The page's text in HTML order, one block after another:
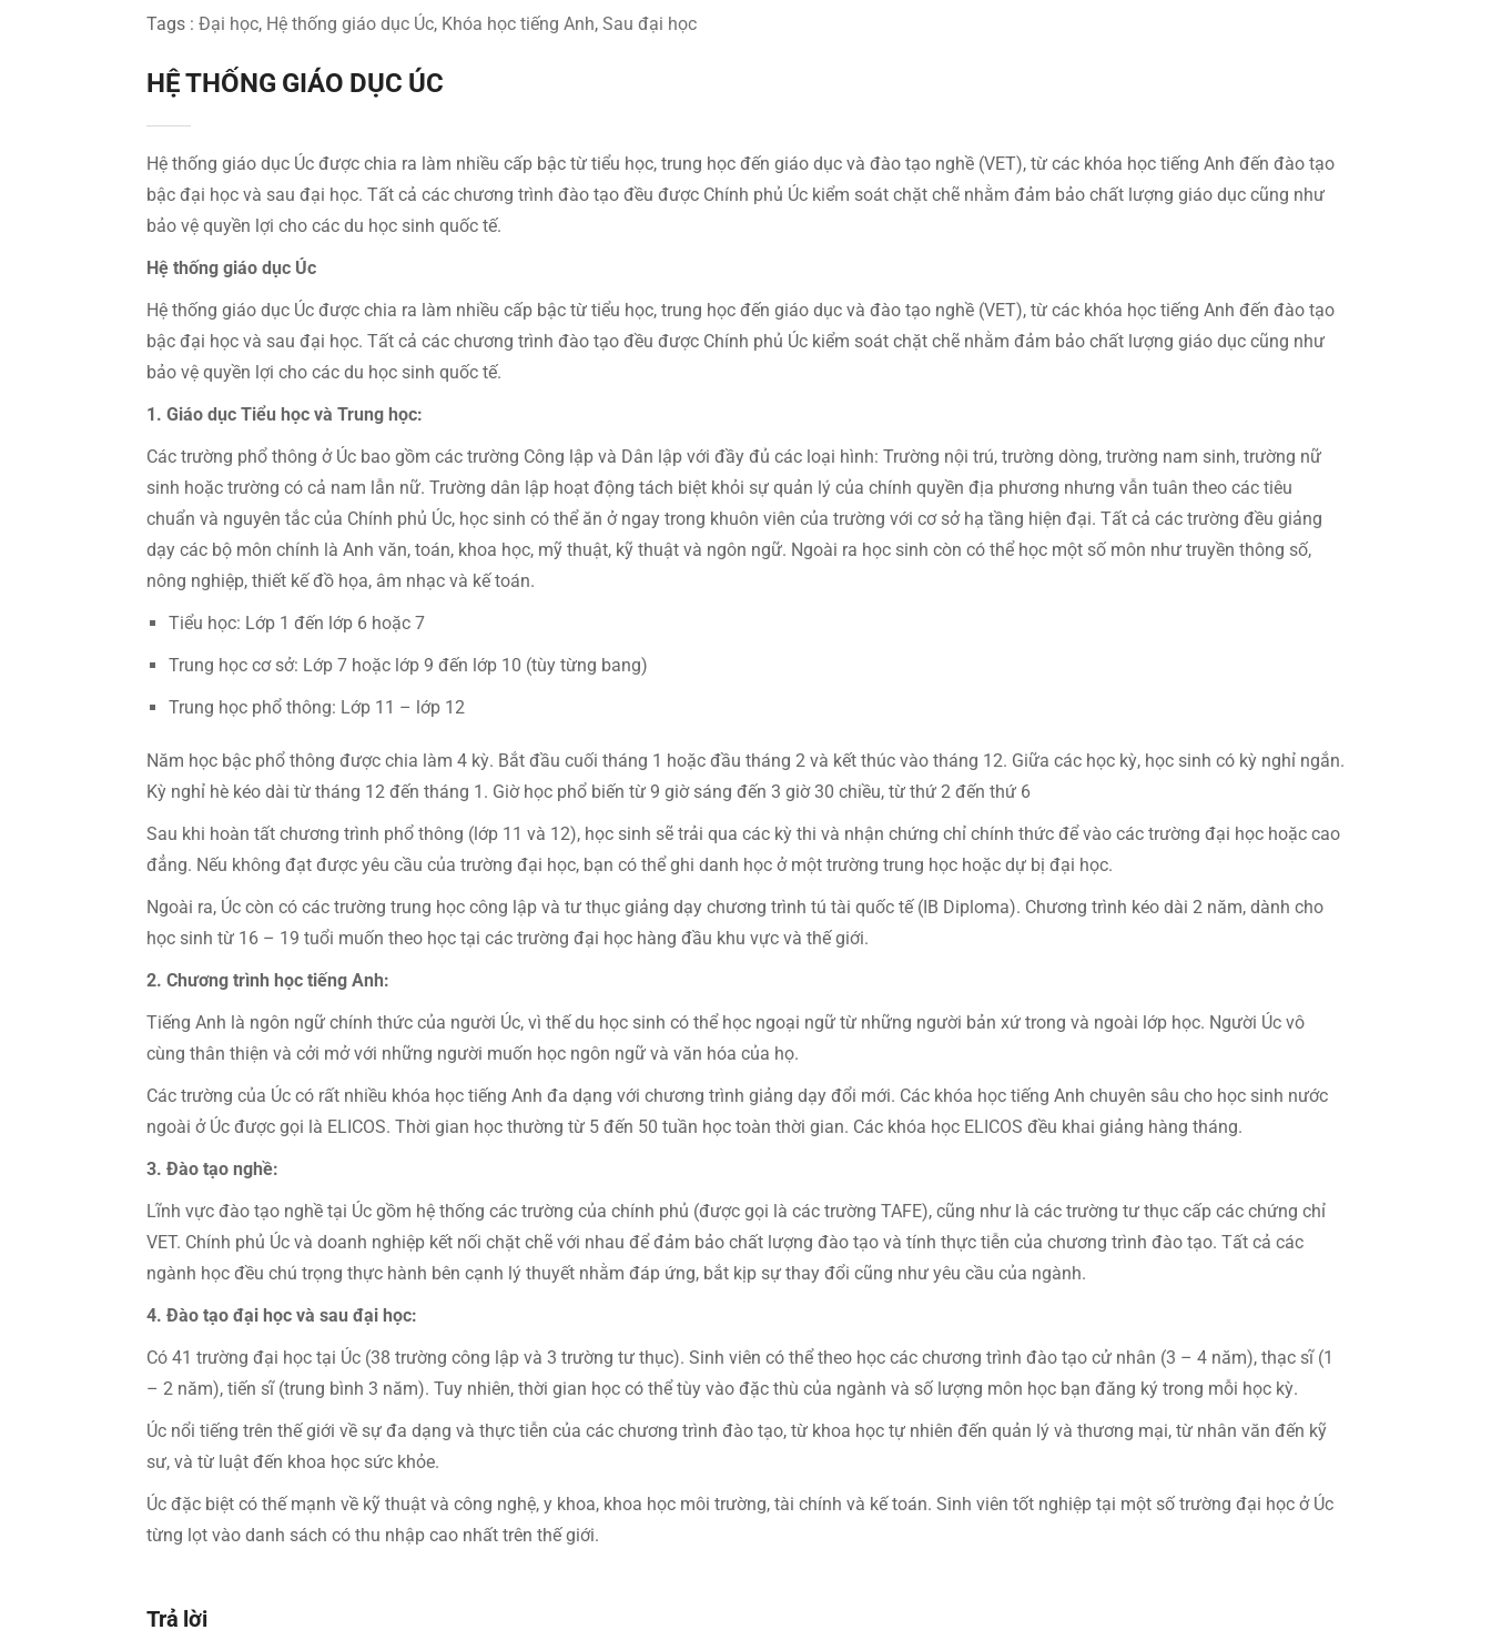
Tags : Đại học, Hệ thống giáo dục Úc, Khóa học tiếng Anh, Sau đại học
HỆ THỐNG GIÁO DỤC ÚC
Hệ thống giáo dục Úc được chia ra làm nhiều cấp bậc từ tiểu học, trung học đến giáo dục và đào tạo nghề (VET), từ các khóa học tiếng Anh đến đào tạo
bậc đại học và sau đại học. Tất cả các chương trình đào tạo đều được Chính phủ Úc kiểm soát chặt chẽ nhằm đảm bảo chất lượng giáo dục cũng như
bảo vệ quyền lợi cho các du học sinh quốc tế.
Hệ thống giáo dục Úc
Hệ thống giáo dục Úc được chia ra làm nhiều cấp bậc từ tiểu học, trung học đến giáo dục và đào tạo nghề (VET), từ các khóa học tiếng Anh đến đào tạo
bậc đại học và sau đại học. Tất cả các chương trình đào tạo đều được Chính phủ Úc kiểm soát chặt chẽ nhằm đảm bảo chất lượng giáo dục cũng như
bảo vệ quyền lợi cho các du học sinh quốc tế.
1. Giáo dục Tiểu học và Trung học:
Các trường phổ thông ở Úc bao gồm các trường Công lập và Dân lập với đầy đủ các loại hình: Trường nội trú, trường dòng, trường nam sinh, trường nữ
sinh hoặc trường có cả nam lẫn nữ. Trường dân lập hoạt động tách biệt khỏi sự quản lý của chính quyền địa phương nhưng vẫn tuân theo các tiêu
chuẩn và nguyên tắc của Chính phủ Úc, học sinh có thể ăn ở ngay trong khuôn viên của trường với cơ sở hạ tầng hiện đại. Tất cả các trường đều giảng
dạy các bộ môn chính là Anh văn, toán, khoa học, mỹ thuật, kỹ thuật và ngôn ngữ. Ngoài ra học sinh còn có thể học một số môn như truyền thông số,
nông nghiệp, thiết kế đồ họa, âm nhạc và kế toán.
Tiểu học: Lớp 1 đến lớp 6 hoặc 7
Trung học cơ sở: Lớp 7 hoặc lớp 9 đến lớp 10 (tùy từng bang)
Trung học phổ thông: Lớp 11 – lớp 12
Năm học bậc phổ thông được chia làm 4 kỳ. Bắt đầu cuối tháng 1 hoặc đầu tháng 2 và kết thúc vào tháng 12. Giữa các học kỳ, học sinh có kỳ nghỉ ngắn.
Kỳ nghỉ hè kéo dài từ tháng 12 đến tháng 1. Giờ học phổ biến từ 9 giờ sáng đến 3 giờ 30 chiều, từ thứ 2 đến thứ 6
Sau khi hoàn tất chương trình phổ thông (lớp 11 và 12), học sinh sẽ trải qua các kỳ thi và nhận chứng chỉ chính thức để vào các trường đại học hoặc cao
đẳng. Nếu không đạt được yêu cầu của trường đại học, bạn có thể ghi danh học ở một trường trung học hoặc dự bị đại học.
Ngoài ra, Úc còn có các trường trung học công lập và tư thục giảng dạy chương trình tú tài quốc tế (IB Diploma). Chương trình kéo dài 2 năm, dành cho
học sinh từ 16 – 19 tuổi muốn theo học tại các trường đại học hàng đầu khu vực và thế giới.
2. Chương trình học tiếng Anh:
Tiếng Anh là ngôn ngữ chính thức của người Úc, vì thế du học sinh có thể học ngoại ngữ từ những người bản xứ trong và ngoài lớp học. Người Úc vô
cùng thân thiện và cởi mở với những người muốn học ngôn ngữ và văn hóa của họ.
Các trường của Úc có rất nhiều khóa học tiếng Anh đa dạng với chương trình giảng dạy đổi mới. Các khóa học tiếng Anh chuyên sâu cho học sinh nước
ngoài ở Úc được gọi là ELICOS. Thời gian học thường từ 5 đến 50 tuần học toàn thời gian. Các khóa học ELICOS đều khai giảng hàng tháng.
3. Đào tạo nghề:
Lĩnh vực đào tạo nghề tại Úc gồm hệ thống các trường của chính phủ (được gọi là các trường TAFE), cũng như là các trường tư thục cấp các chứng chỉ
VET. Chính phủ Úc và doanh nghiệp kết nối chặt chẽ với nhau để đảm bảo chất lượng đào tạo và tính thực tiễn của chương trình đào tạo. Tất cả các
ngành học đều chú trọng thực hành bên cạnh lý thuyết nhằm đáp ứng, bắt kịp sự thay đổi cũng như yêu cầu của ngành.
4. Đào tạo đại học và sau đại học:
Có 41 trường đại học tại Úc (38 trường công lập và 3 trường tư thục). Sinh viên có thể theo học các chương trình đào tạo cử nhân (3 – 4 năm), thạc sĩ (1
– 2 năm), tiến sĩ (trung bình 3 năm). Tuy nhiên, thời gian học có thể tùy vào đặc thù của ngành và số lượng môn học bạn đăng ký trong mỗi học kỳ.
Úc nổi tiếng trên thế giới về sự đa dạng và thực tiễn của các chương trình đào tạo, từ khoa học tự nhiên đến quản lý và thương mại, từ nhân văn đến kỹ
sư, và từ luật đến khoa học sức khỏe.
Úc đặc biệt có thế mạnh về kỹ thuật và công nghệ, y khoa, khoa học môi trường, tài chính và kế toán. Sinh viên tốt nghiệp tại một số trường đại học ở Úc
từng lọt vào danh sách có thu nhập cao nhất trên thế giới.
Trả lời